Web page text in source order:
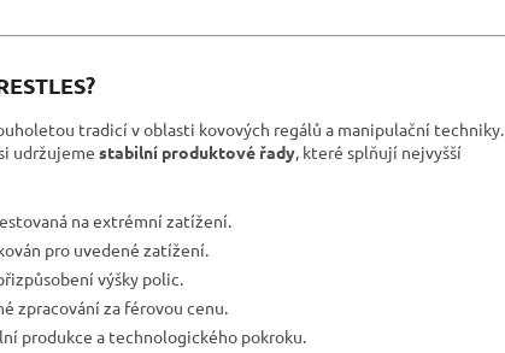
tradicí v oblasti kovových regálů a manipulační techniky.
udržujeme stabilní produktové řady, které splňují nejvyšší
na extrémní zatížení.
pro uvedené zatížení.
výšky polic.
zpracování za férovou cenu.
produkce a technologického pokroku.